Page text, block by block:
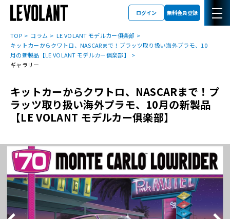
ログイン 無料会員登録
TOP コラム
LE VOLANT モデルカー俱楽部
キットカーからクワトロ、NASCARまで！プラッツ取り扱い海外プラモ、10
月の新製品【LE VOLANT モデルカー俱楽部】
ギャラリー
キットカーからクワトロ、NASCARまで！プ
ラッツ取り扱い海外プラモ、10月の新製品
【LE VOLANT モデルカー俱楽部】